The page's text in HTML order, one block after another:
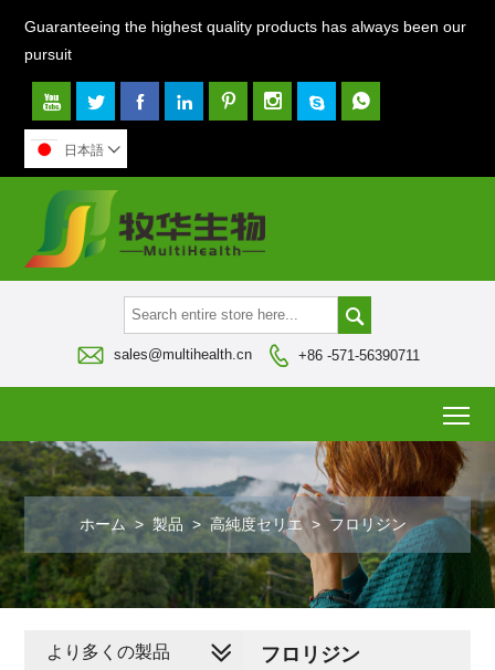
Guaranteeing the highest quality products has always been our
pursuit
       
日本語 

 sales@multihealth.cn  +86 -571-56390711
ホーム > 製品 > 高純度セリエ > フロリジン
フロリジン
より多くの製品